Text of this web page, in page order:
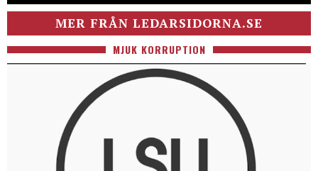
MER FRÅN LEDARSIDORNA.SE
MJUK KORRUPTION